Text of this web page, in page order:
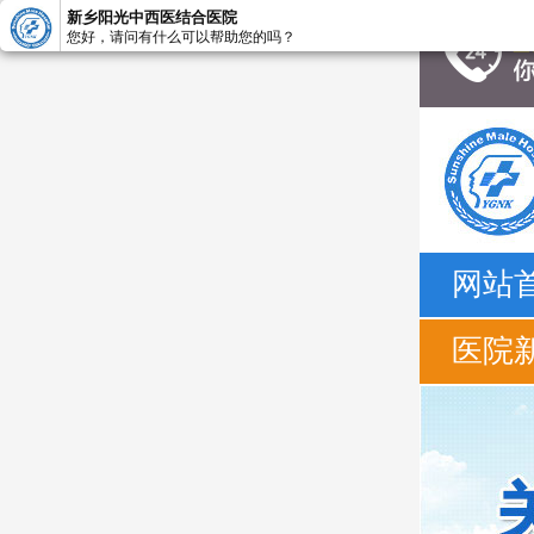
网站
医院
新乡阳光中西医结合医院
您好，请问有什么可以帮助您的吗？